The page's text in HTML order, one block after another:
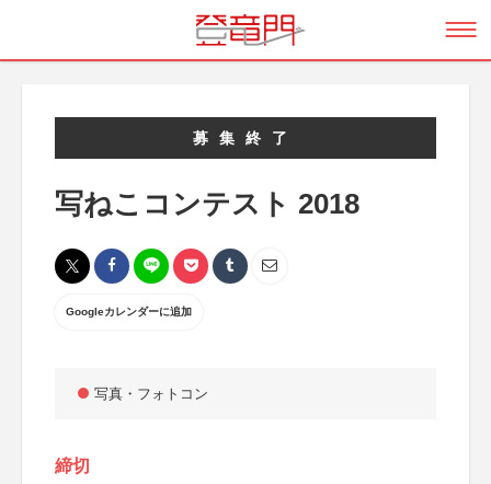
募集終了
写ねこコンテスト 2018
Googleカレンダーに追加
写真・フォトコン
締切